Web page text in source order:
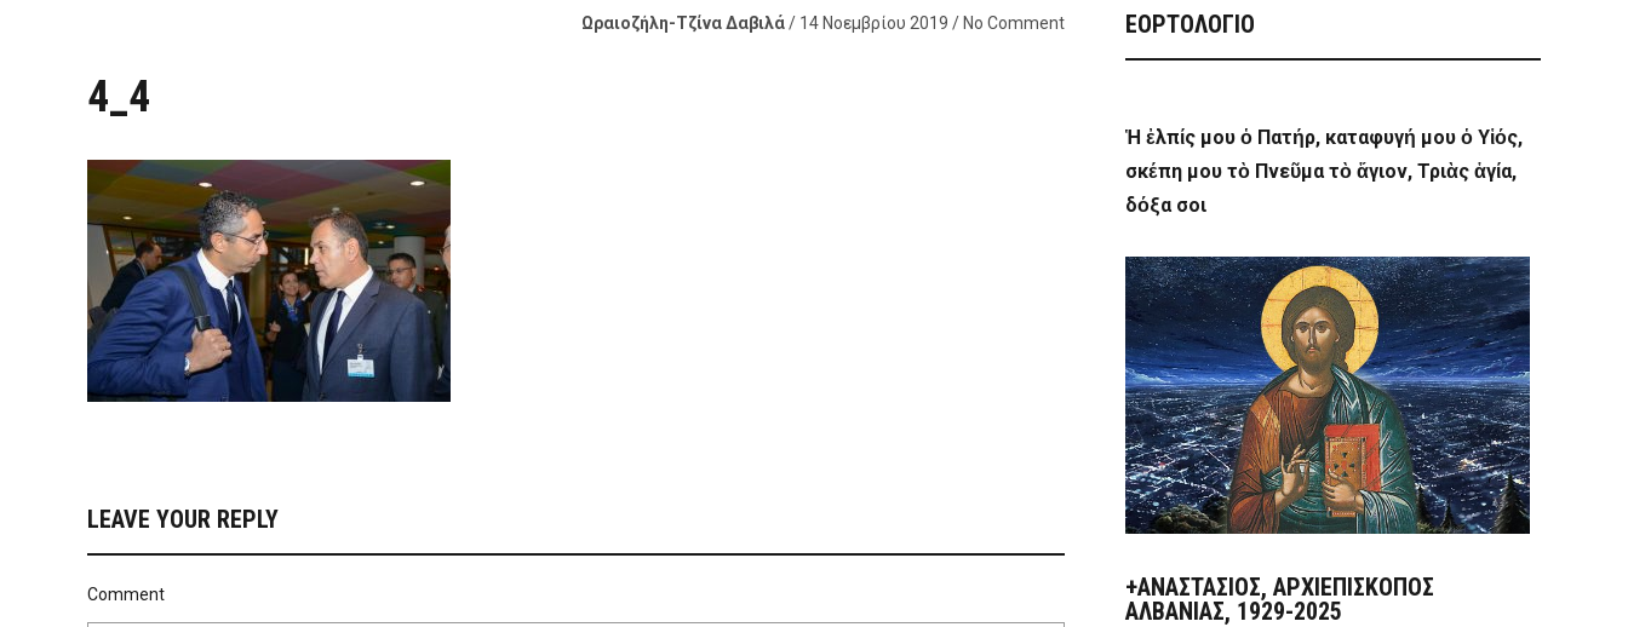
Ωραιοζήλη-Τζίνα Δαβιλά/ 14 Νοεμβρίου 2019 / No Comment
4_4
LEAVE YOUR REPLY
Comment
ΕΟΡΤΟΛΟΓΙΟ
Ἡ ἐλπίς μου ὁ Πατήρ, καταφυγή μου ὁ Υἱός,
σκέπη μου τὸ Πνεῦμα τὸ ἅγιον, Τριὰς ἁγία,
δόξα σοι
+ΑΝΑΣΤΆΣΙΟΣ, ΑΡΧΙΕΠΊΣΚΟΠΟΣ
ΑΛΒΑΝΊΑΣ, 1929-2025